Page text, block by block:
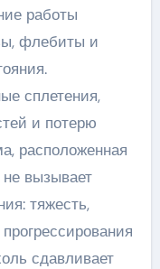
работы
флебиты и
сплетения,
и потерю
расположенная
вызывает
тяжесть,
сдавливает